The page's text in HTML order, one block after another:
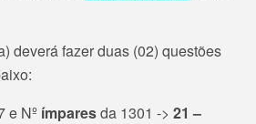
deverá fazer duas (02) questões
e Nº ímparesda 1301 ->21 –